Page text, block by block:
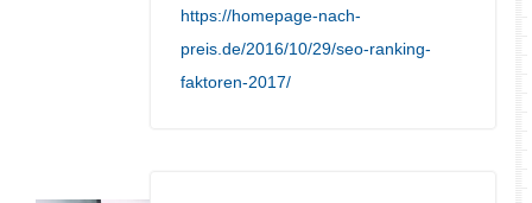
https://homepage-nach-
preis.de/2016/10/29/seo-ranking-
faktoren-2017/